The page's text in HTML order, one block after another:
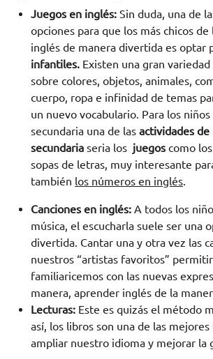
Juegos en inglés: Sin duda, una de
opciones para que los más chicos de
inglés de manera divertida es optar
infantiles. Existen una gran
sobre colores, objetos, animales,
cuerpo, ropa e infinidad de temas
un nuevo vocabulario. Para los
secundaria una de las actividades de
secundaria seria los juegos como
sopas de letras, muy interesante
también los números en inglés.
Canciones en inglés: A todos los
música, el escucharla suele ser una
divertida. Cantar una y otra vez las
nuestros “artistas favoritos”
familiaricemos con las nuevas
manera, aprender inglés de la
Lecturas: Este es quizás el método
así, los libros son una de las
ampliar nuestro idioma y mejorar la